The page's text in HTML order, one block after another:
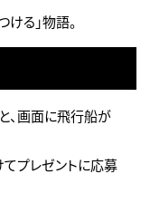
る」物語。
、画面に飛行船が
プレゼントに応募